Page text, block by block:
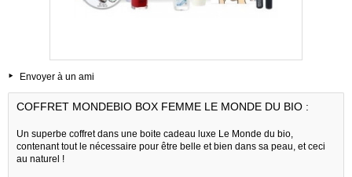
Envoyer à un ami
COFFRET MONDEBIO BOX FEMME LE MONDE DU BIO :
Un superbe coffret dans une boite cadeau luxe Le Monde du bio,
contenant tout le nécessaire pour être belle et bien dans sa peau, et ceci
au naturel !